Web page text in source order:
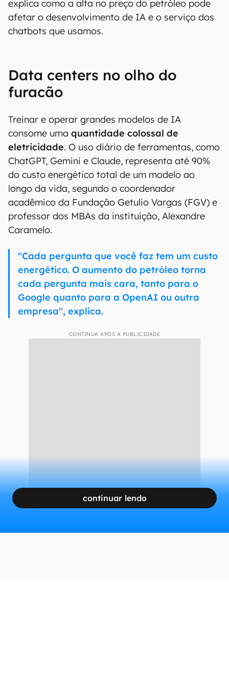
explica como a alta no preço do petróleo pode
afetar o desenvolvimento de IA e o serviço dos
chatbots que usamos.
Data centers no olho do
furacão
Treinar e operar grandes modelos de IA
consome uma quantidade colossal de
eletricidade. O uso diário de ferramentas, como
ChatGPT, Gemini e Claude, representa até 90%
do custo energético total de um modelo ao
longo da vida, segundo o coordenador
acadêmico da Fundação Getulio Vargas (FGV) e
professor dos MBAs da instituição, Alexandre
Caramelo.
"Cada pergunta que você faz tem um custo
energético. O aumento do petróleo torna
cada pergunta mais cara, tanto para o
Google quanto para a OpenAI ou outra
empresa", explica.
CONTINUA APÓS A PUBLICIDADE
continuar lendo